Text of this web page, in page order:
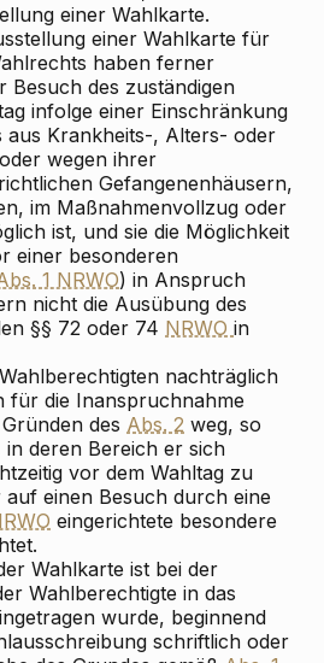
einer Wahlkarte.
einer Wahlkarte für
haben ferner
Besuch des zuständigen
infolge einer Einschränkung
aus Krankheits-, Alters- oder
wegen ihrer
Gefangenenhäusern,
im Maßnahmenvollzug oder
ist, und sie die Möglichkeit
einer besonderen
1 NRWO) in Anspruch
nicht die Ausübung des
§§ 72 oder 74 NRWO in
nachträglich
für die Inanspruchnahme
des Abs. 2 weg, so
in deren Bereich er sich
vor dem Wahltag zu
einen Besuch durch eine
eingerichtete besondere
Wahlkarte ist bei der
Wahlberechtigte in das
wurde, beginnend
schriftlich oder